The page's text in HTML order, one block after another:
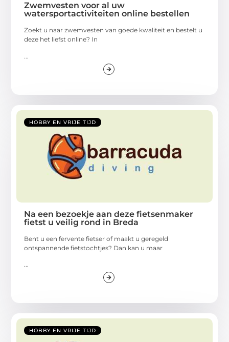
Zwemvesten voor al uw
watersportactiviteiten online bestellen
Zoekt u naar zwemvesten van goede kwaliteit en bestelt u
deze het liefst online? In
HOBBY EN VRIJE TIJD
Na een bezoekje aan deze fietsenmaker
fietst u veilig rond in Breda
Bent u een fervente fietser of maakt u geregeld
ontspannende fietstochtjes? Dan kan u maar
...
HOBBY EN VRIJE TIJD